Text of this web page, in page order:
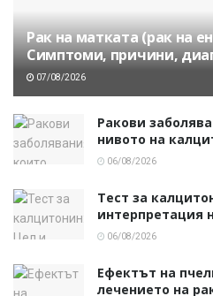
Рак на матката (рак на
Симптоми, причини,
07/08/2026
Ракови
нивото на
06/08/2026
Тест за
интерпретация
06/08/2026
Ефектът на
лечението на